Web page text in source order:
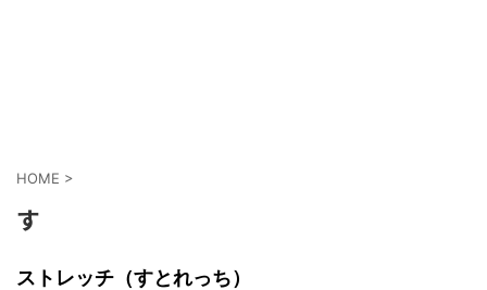
HOME >
す
ストレッチ（すとれっち）